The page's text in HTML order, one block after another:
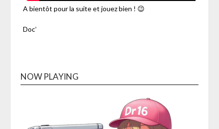
A bientôt pour la suite et jouez bien ! 😉
Doc’
NOW PLAYING